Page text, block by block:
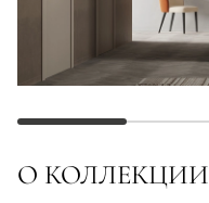
О КОЛЛЕКЦИИ